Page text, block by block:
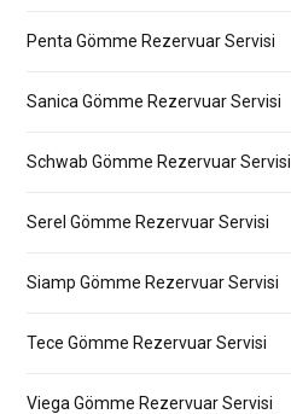
Penta Gömme Rezervuar Servisi
Sanica Gömme Rezervuar Servisi
Schwab Gömme Rezervuar Servisi
Serel Gömme Rezervuar Servisi
Siamp Gömme Rezervuar Servisi
Tece Gömme Rezervuar Servisi
Viega Gömme Rezervuar Servisi